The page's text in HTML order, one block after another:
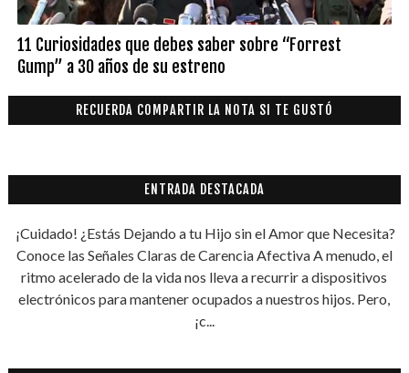
11 Curiosidades que debes saber sobre “Forrest
Gump” a 30 años de su estreno
RECUERDA COMPARTIR LA NOTA SI TE GUSTÓ
ENTRADA DESTACADA
¡Cuidado! ¿Estás Dejando a tu Hijo sin el Amor que Necesita?
Conoce las Señales Claras de Carencia Afectiva A menudo, el
ritmo acelerado de la vida nos lleva a recurrir a dispositivos
electrónicos para mantener ocupados a nuestros hijos. Pero,
¡c...